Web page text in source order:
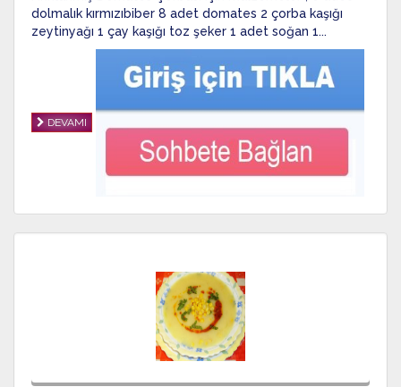
dolmalık kırmızıbiber 8 adet domates 2 çorba kaşığı
zeytinyağı 1 çay kaşığı toz şeker 1 adet soğan 1...
DEVAMI